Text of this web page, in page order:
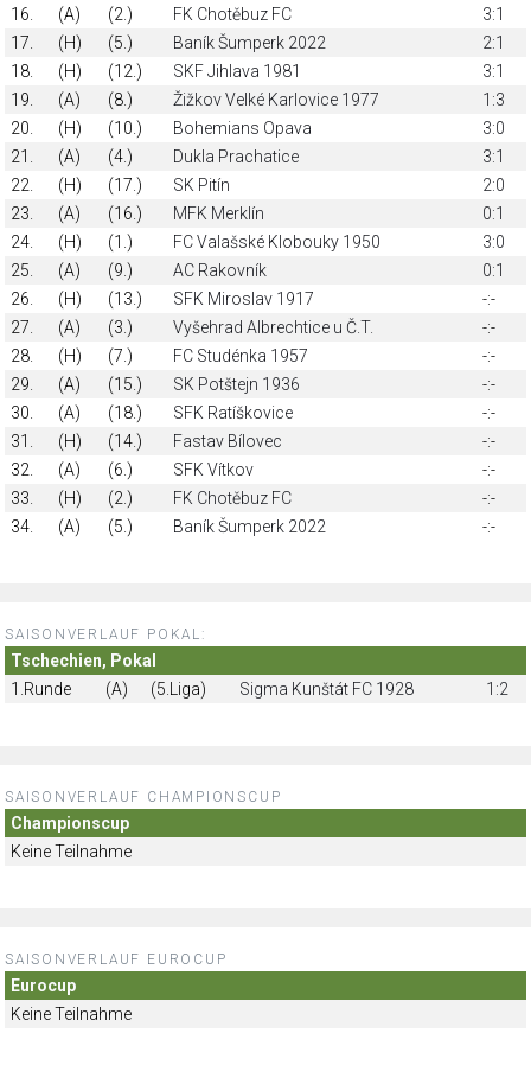
16.
(A) (2.) FK Chotěbuz FC
3:1
17.
(H) (5.) Baník Šumperk 2022
2:1
18.
(H) (12.) SKF Jihlava 1981
3:1
19.
(A) (8.) Žižkov Velké Karlovice 1977
1:3
20.
(H) (10.) Bohemians Opava
3:0
21.
(A) (4.) Dukla Prachatice
3:1
22.
(H) (17.) SK Pitín
2:0
23.
(A) (16.) MFK Merklín
0:1
24.
(H) (1.) FC Valašské Klobouky 1950
3:0
25.
(A) (9.) AC Rakovník
0:1
26.
(H) (13.) SFK Miroslav 1917
-:-
27.
(A) (3.) Vyšehrad Albrechtice u Č.T.
-:-
28.
(H) (7.) FC Studénka 1957
-:-
29.
(A) (15.) SK Potštejn 1936
-:-
30.
(A) (18.) SFK Ratíškovice
-:-
31.
(H) (14.) Fastav Bílovec
-:-
32.
(A) (6.) SFK Vítkov
-:-
33.
(H) (2.) FK Chotěbuz FC
-:-
34.
(A) (5.) Baník Šumperk 2022 -:-
SAISONVERLAUF POKAL:
Tschechien, Pokal
1.Runde
(A) (5.Liga) Sigma Kunštát FC 1928 1:2
SAISONVERLAUF CHAMPIONSCUP
Championscup
Keine Teilnahme
SAISONVERLAUF EUROCUP
Eurocup
Keine Teilnahme